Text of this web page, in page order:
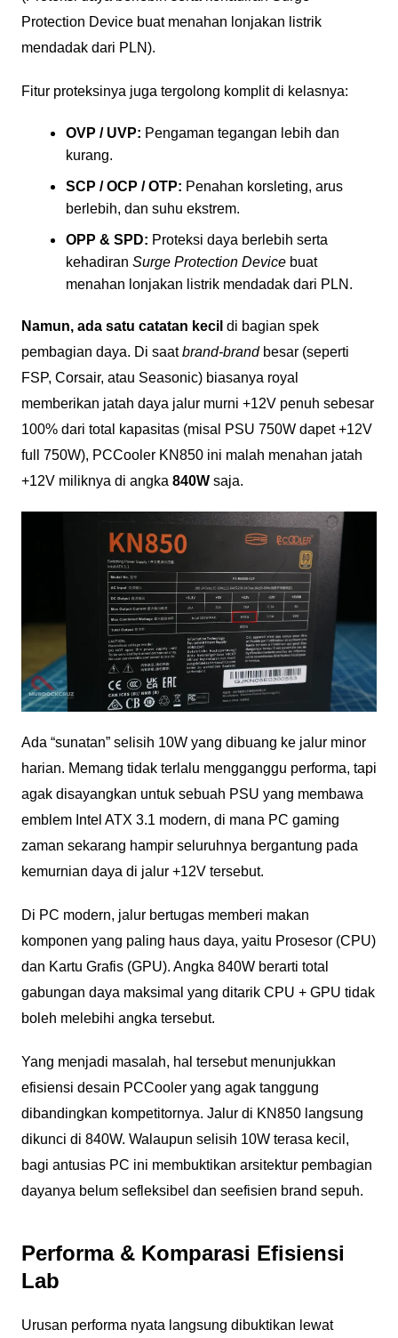
Protection Device buat menahan lonjakan listrik
mendadak dari PLN).
Fitur proteksinya juga tergolong komplit di kelasnya:
OVP / UVP: Pengaman tegangan lebih dan
kurang.
SCP / OCP / OTP: Penahan korsleting, arus
berlebih, dan suhu ekstrem.
OPP & SPD: Proteksi daya berlebih serta
kehadiran Surge Protection Devicebuat
menahan lonjakan listrik mendadak dari PLN.
Namun, ada satu catatan kecil di bagian spek
pembagian daya. Di saatbrand-brandbesar (seperti
FSP, Corsair, atau Seasonic) biasanya royal
memberikan jatah daya jalur murni +12V penuh sebesar
100% dari total kapasitas (misal PSU 750W dapet +12V
full 750W), PCCooler KN850 ini malah menahan jatah
+12V miliknya di angka 840Wsaja.
Ada “sunatan” selisih 10W yang dibuang ke jalur minor
harian. Memang tidak terlalu mengganggu performa, tapi
agak disayangkan untuk sebuah PSU yang membawa
emblem Intel ATX 3.1 modern, di mana PC gaming
zaman sekarang hampir seluruhnya bergantung pada
kemurnian daya di jalur +12V tersebut.
Di PC modern, jalur bertugas memberi makan
komponen yang paling haus daya, yaitu Prosesor (CPU)
dan Kartu Grafis (GPU). Angka 840W berarti total
gabungan daya maksimal yang ditarik CPU + GPU tidak
boleh melebihi angka tersebut.
Yang menjadi masalah, hal tersebut menunjukkan
efisiensi desain PCCooler yang agak tanggung
dibandingkan kompetitornya. Jalur di KN850 langsung
dikunci di 840W. Walaupun selisih 10W terasa kecil,
bagi antusias PC ini membuktikan arsitektur pembagian
dayanya belum sefleksibel dan seefisien brand sepuh.
Performa & Komparasi Efisiensi
Lab
Urusan performa nyata langsung dibuktikan lewat